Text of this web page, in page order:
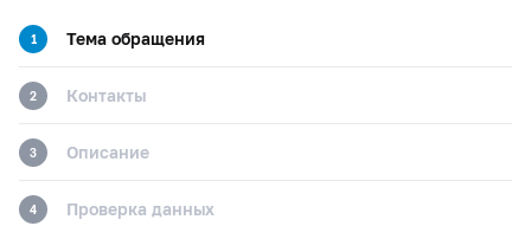
1 Тема обращения
2 Контакты
3 Описание
4 Проверка данных